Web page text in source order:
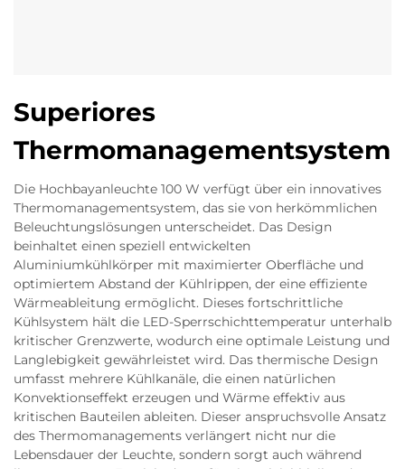
Superiores
Thermomanagementsystem
Die Hochbayanleuchte 100 W verfügt über ein innovatives
Thermomanagementsystem, das sie von herkömmlichen
Beleuchtungslösungen unterscheidet. Das Design
beinhaltet einen speziell entwickelten
Aluminiumkühlkörper mit maximierter Oberfläche und
optimiertem Abstand der Kühlrippen, der eine effiziente
Wärmeableitung ermöglicht. Dieses fortschrittliche
Kühlsystem hält die LED-Sperrschichttemperatur unterhalb
kritischer Grenzwerte, wodurch eine optimale Leistung und
Langlebigkeit gewährleistet wird. Das thermische Design
umfasst mehrere Kühlkanäle, die einen natürlichen
Konvektionseffekt erzeugen und Wärme effektiv aus
kritischen Bauteilen ableiten. Dieser anspruchsvolle Ansatz
des Thermomanagements verlängert nicht nur die
Lebensdauer der Leuchte, sondern sorgt auch während